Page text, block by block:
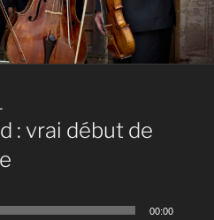
: vrai début de
00:00